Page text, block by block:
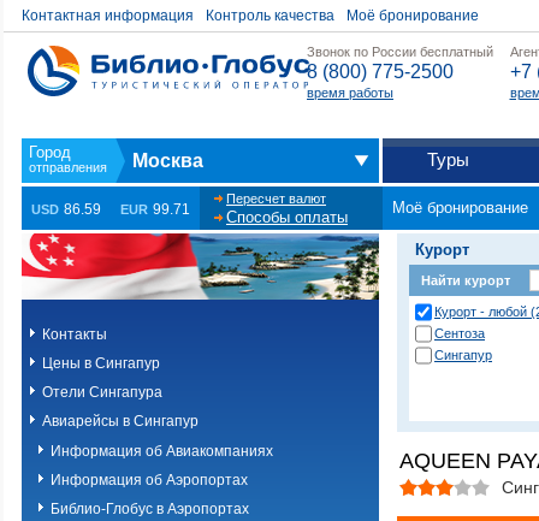
Контактная информация Контроль качества Моё бронирование
Звонок по России бесплатный
8 (800) 775-2500
время работы
+7
Москва Туры
USD 86.59 EUR 99.71
Пересчет валют
Способы оплаты
Моё бронирование
Контакты
Цены в Сингапур
Отели Сингапура
Авиарейсы в Сингапур
Информация об Авиакомпаниях
Информация об Аэропортах
Библио-Глобус в Аэропортах
Курорт
Найти курорт
Курорт - любой
Сентоза
Сингапур
AQUEEN